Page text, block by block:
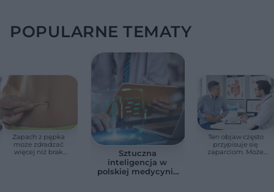
POPULARNE TEMATY
Zapach z pępka
może zdradzać
więcej niż brak
Sztuczna
inteligencja w
polskiej medycynie
Ten objaw często
przypisuje się
zaparciom. Może